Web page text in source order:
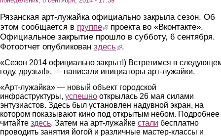
Рязанская арт-лужайка официально закрыла сезон. Об
этом сообщается в группе(link is external)
проекта во «Вконтакте».
Официальное закрытие прошло в субботу, 6 сентября.
Фотоотчет опубликован здесь (link is external)
.
«Сезон 2014 официально закрыт!) Встретимся в
году, друзья!», — написали инициаторы арт-лужайки.
«Арт-лужайка» — новый объект городской
инфраструктуры, успешно открылась 26 мая силами
энтузиастов. Здесь был установлен надувной экран, на
котором показывают кино под открытым небом. Подробнее
читайте здесь. Затем на арт-лужайке стали бесплатно
проводить занятия йогой и различные мастер-классы и